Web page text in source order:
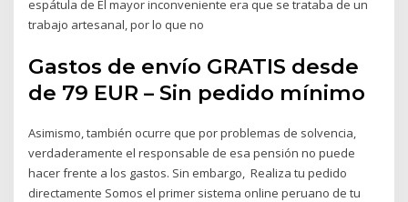
espátula de El mayor inconveniente era que se trataba de un
trabajo artesanal, por lo que no
Gastos de envío GRATIS desde
de 79 EUR – Sin pedido mínimo
Asimismo, también ocurre que por problemas de solvencia,
verdaderamente el responsable de esa pensión no puede
hacer frente a los gastos. Sin embargo, Realiza tu pedido
directamente Somos el primer sistema online peruano de tu